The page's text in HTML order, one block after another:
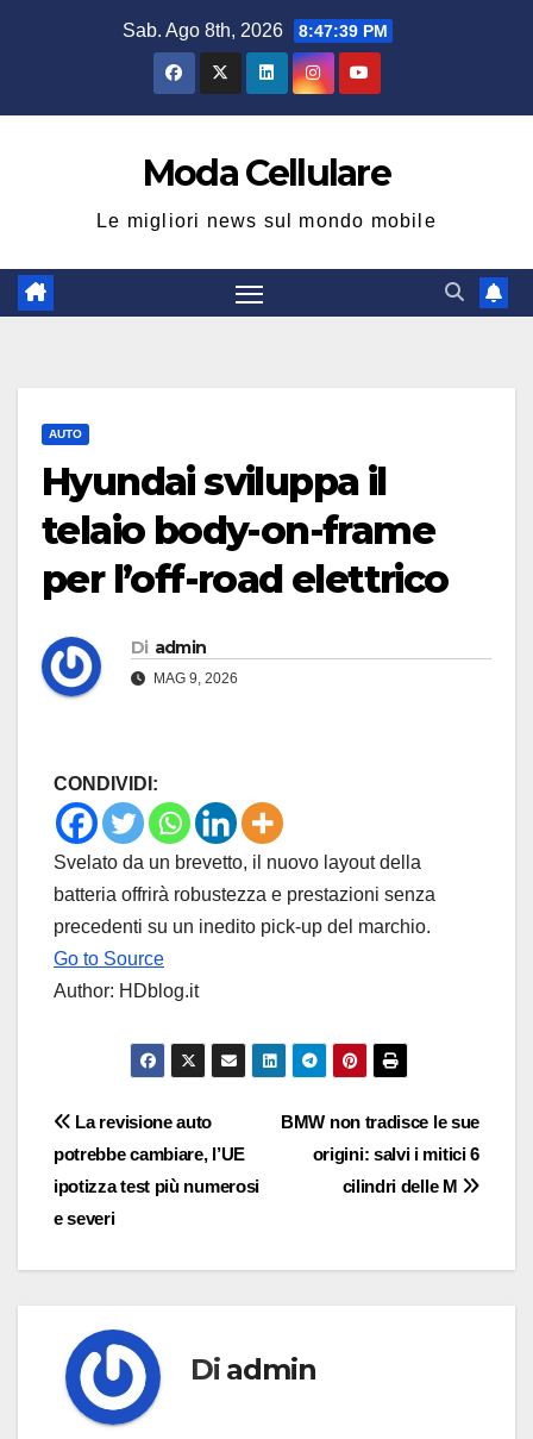
Sab. Ago 8th, 2026 8:47:40 PM
Moda Cellulare
Le migliori news sul mondo mobile
AUTO
Hyundai sviluppa il
telaio body-on-frame
per l’off-road elettrico
Di admin
MAG 9, 2026
CONDIVIDI:
Svelato da un brevetto, il nuovo layout della
batteria offrirà robustezza e prestazioni senza
precedenti su un inedito pick-up del marchio.
Go to Source
Author: HDblog.it
Navigazione
articoli
BMW non tradisce le sue
origini: salvi i mitici 6
cilindri delle M
La revisione auto
potrebbe cambiare, l’UE
ipotizza test più numerosi
e severi
Di admin